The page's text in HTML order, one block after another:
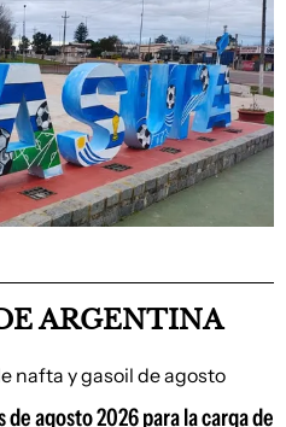
ARGENTINA
agosto 2026 para la carga de